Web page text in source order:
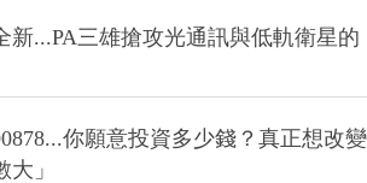
新...PA三雄搶攻光通訊與低軌衛星的
你願意投資多少錢？真正想改變
」